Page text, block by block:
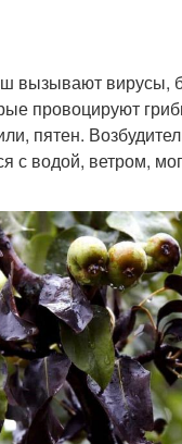
вызывают вирусы,
провоцируют
пятен.
с водой, ветром,